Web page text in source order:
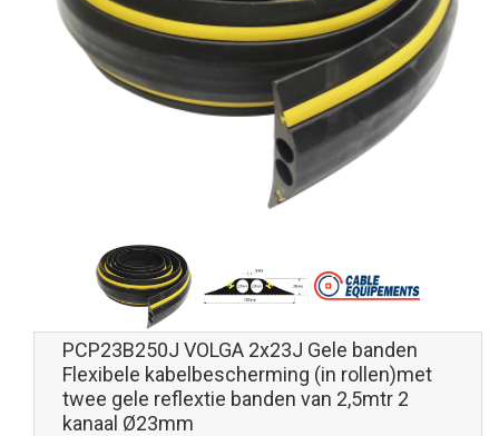
PCP23B250J VOLGA 2x23J Gele banden
Flexibele kabelbescherming (in rollen)met
twee gele reflextie banden van 2,5mtr 2
kanaal Ø23mm